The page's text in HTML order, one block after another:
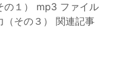
の１） mp3 ファイル
その３） 関連記事